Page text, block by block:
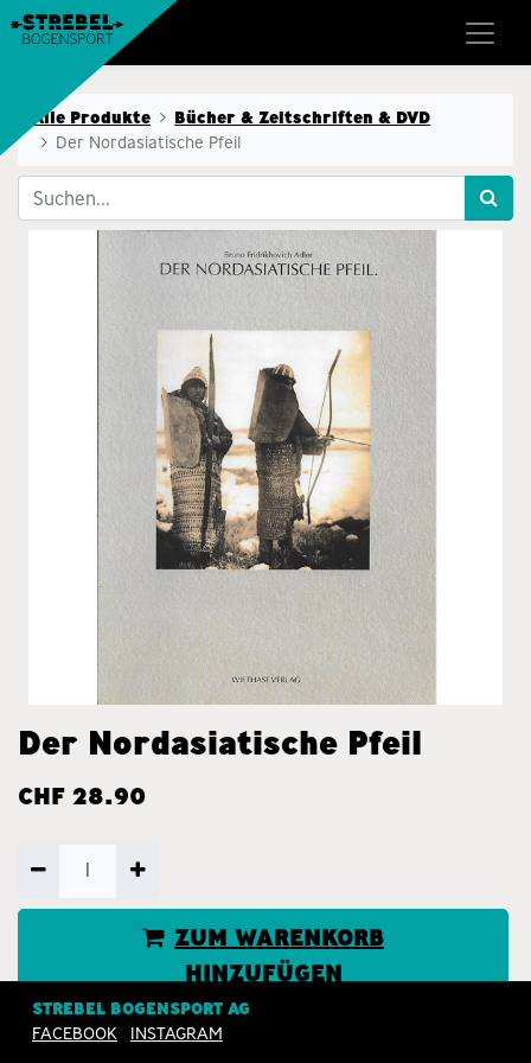
Alle Produkte
Bücher & Zeitschriften & DVD
Der Nordasiatische Pfeil
Der Nordasiatische Pfeil
CHF 28.90
ZUM WARENKORB
HINZUFÜGEN
JETZT KAUFEN
STREBEL BOGENSPORT AG
FACEBOOK
INSTAGRAM